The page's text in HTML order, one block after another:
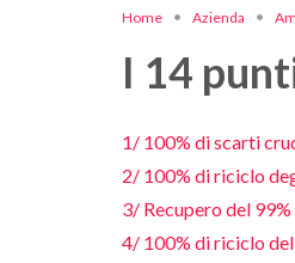
Home Azienda
I 14
1/ 100% di scarti
2/ 100% di riciclo
3/ Recupero del
4/ 100% di riciclo